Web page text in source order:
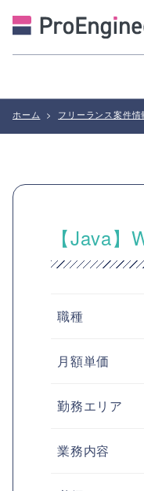
ホーム > フリーランス案件情
【Java
職種
月額単価
勤務エリア
業務内容